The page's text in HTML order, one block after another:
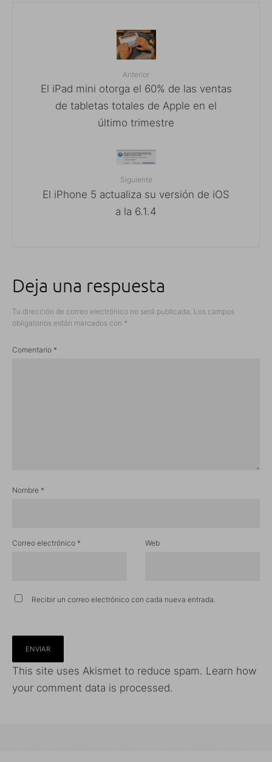
Anterior
El iPad mini otorga el 60% de las ventas
de tabletas totales de Apple en el
último trimestre
Siguiente
El iPhone 5 actualiza su versión de iOS
a la 6.1.4
Deja una respuesta
Tu dirección de correo electrónico no será publicada. Los campos
obligatorios están marcados con *
Comentario *
Nombre *
Correo electrónico * Web
Recibir un correo electrónico con cada nueva entrada.
This site uses Akismet to reduce spam. Learn how
your comment data is processed.